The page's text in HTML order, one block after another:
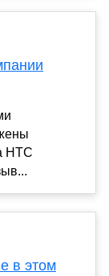
HTC
в этом